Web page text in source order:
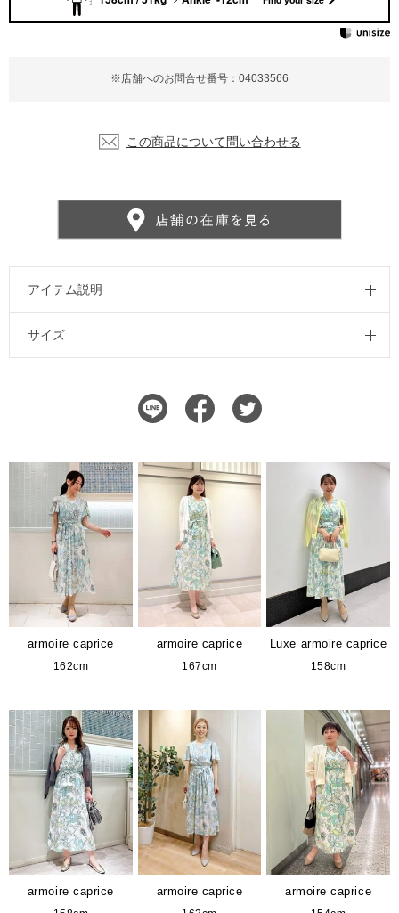
※店舗へのお問合せ番号：04033566
この商品について問い合わせる
アイテム説明
サイズ
armoire caprice
162cm
armoire caprice
167cm
Luxe armoire caprice
158cm
armoire caprice armoire caprice armoire caprice